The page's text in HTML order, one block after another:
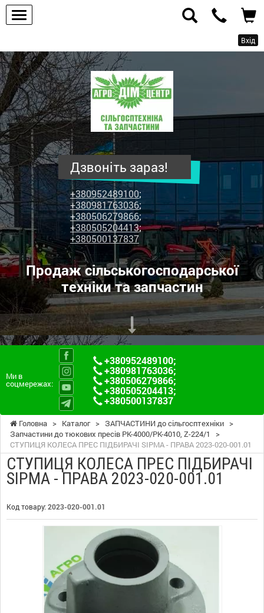
Вхід
ПП
"Агродім-
центр"
-
продаж
сільськогосподарської
техніки
та
запчастин
Дзвоніть зараз!
+380952489100;
+380981763036;
+380506279866;
+380505204413;
+380500137837
Продаж сільськогосподарської
техніки та запчастин
Ми в
соцмережах:
+380952489100;
+380981763036;
+380506279866;
+380505204413;
+380500137837
Головна > Каталог > ЗАПЧАСТИНИ до сільгосптехніки >
Запчастини до тюкових пресів PK-4000/PK-4010, Z-224/1
>
СТУПИЦЯ КОЛЕСА ПРЕС ПІДБИРАЧІ SIPMA - ПРАВА 2023-020-001.01
СТУПИЦЯ КОЛЕСА ПРЕС ПІДБИРАЧІ
SIPMA - ПРАВА 2023-020-001.01
Код товару: 2023-020-001.01